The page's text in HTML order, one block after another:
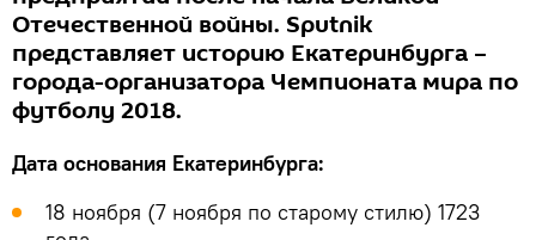
Отечественной войны. Sputnik
представляет историю Екатеринбурга –
города-организатора Чемпионата мира по
футболу 2018.
Дата основания Екатеринбурга:
18 ноября (7 ноября по старому стилю) 1723